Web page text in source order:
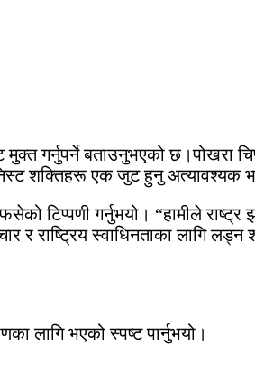
गर्नुपर्ने बताउनुभएको छ।पोखरा
शक्तिहरू एक जुट हुनु अत्यावश्यक
टिप्पणी गर्नुभयो। “हामीले राष्ट्र
र राष्ट्रिय स्वाधिनताका लागि
लागि भएको स्पष्ट पार्नुभयो।